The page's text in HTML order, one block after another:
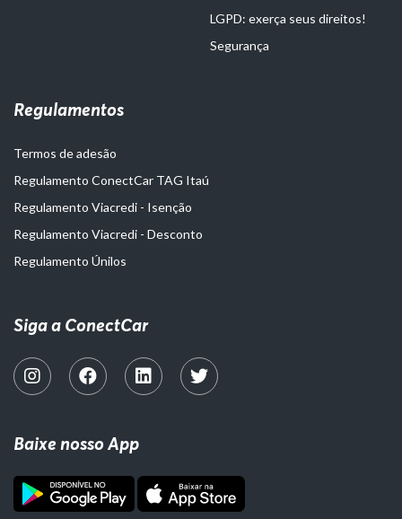
LGPD: exerça seus direitos!
Segurança
Regulamentos
Termos de adesão
Regulamento ConectCar TAG Itaú
Regulamento Viacredi - Isenção
Regulamento Viacredi - Desconto
Regulamento Únilos
Siga a ConectCar
Baixe nosso App